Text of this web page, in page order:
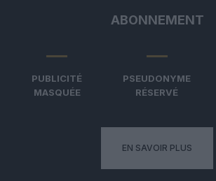
ABONNEMENT
PUBLICITÉ
MASQUÉE
PSEUDONYME
RÉSERVÉ
EN SAVOIR PLUS